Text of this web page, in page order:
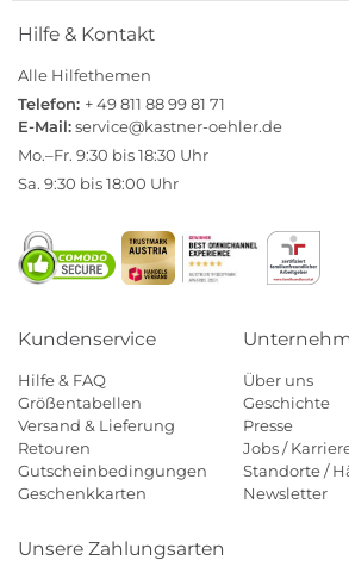
Hilfe & Kontakt
Alle Hilfethemen
Telefon: + 49 811 88 99 81 71
E-Mail:service@kastner-oehler.de
Mo.–Fr. 9:30 bis 18:30 Uhr
Sa. 9:30 bis 18:00 Uhr
Kundenservice
Hilfe & FAQ
Größentabellen
Versand & Lieferung
Retouren
Gutscheinbedingungen
Geschenkkarten
Über uns
Geschichte
Presse
Jobs /
Standorte /
Newsletter
Unsere Zahlungsarten